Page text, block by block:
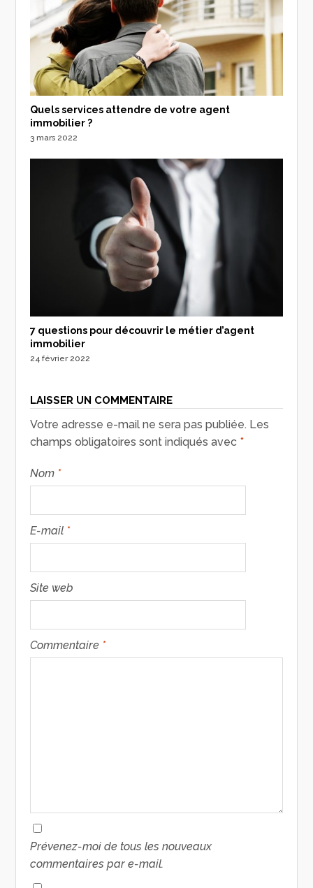
Quels services attendre de votre agent
immobilier ?
3 mars 2022
7 questions pour découvrir le métier d’agent
immobilier
24 février 2022
LAISSER UN COMMENTAIRE
Votre adresse e-mail ne sera pas publiée. Les
champs obligatoires sont indiqués avec *
Nom *
E-mail *
Site web
Commentaire *
Prévenez-moi de tous les nouveaux
commentaires par e-mail.